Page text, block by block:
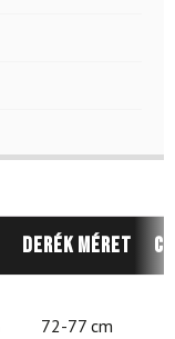
Derék méret
72-77 cm